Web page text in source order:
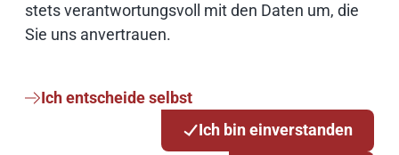
stets verantwortungsvoll mit den Daten um, die
Sie uns anvertrauen.
Ich entscheide selbst
Ich bin einverstanden
dSprachKI direkt vom Ukrainischen ins Deutsche
übersetzen und transkribieren.“ Diese und
Verwaltung für alles, was Protokoll ist.